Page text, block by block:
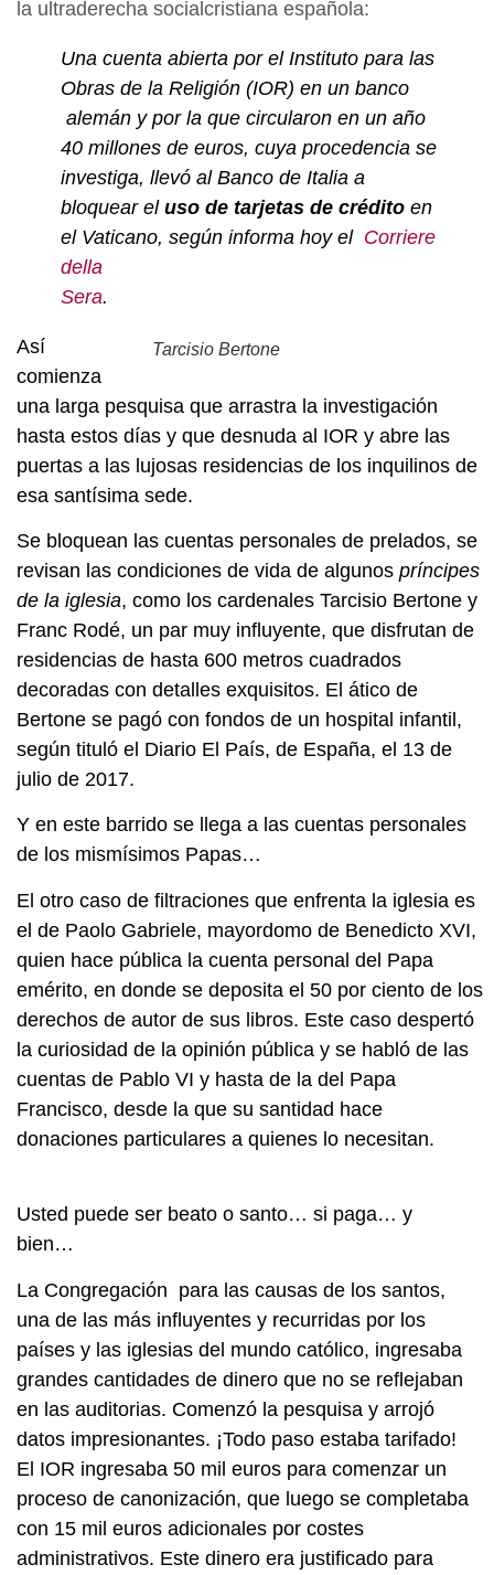
la ultraderecha socialcristiana española:
Una cuenta abierta por el Instituto para las
Obras de la Religión (IOR) en un banco
alemán y por la que circularon en un año
40 millones de euros, cuya procedencia se
investiga, llevó al Banco de Italia a
bloquear eluso de tarjetas de crédito en
el Vaticano, según informa hoy el Corriere
della
Sera.
Tarcisio Bertone
Así
comienza
una larga pesquisa que arrastra la investigación
hasta estos días y que desnuda al IOR y abre las
puertas a las lujosas residencias de los inquilinos de
esa santísima sede.
Se bloquean las cuentas personales de prelados, se
revisan las condiciones de vida de algunos príncipes
de la iglesia, como los cardenales Tarcisio Bertone y
Franc Rodé, un par muy influyente, que disfrutan de
residencias de hasta 600 metros cuadrados
decoradas con detalles exquisitos. El ático de
Bertone se pagó con fondos de un hospital infantil,
según tituló el Diario El País, de España, el 13 de
julio de 2017.
Y en este barrido se llega a las cuentas personales
de los mismísimos Papas…
El otro caso de filtraciones que enfrenta la iglesia es
el de Paolo Gabriele, mayordomo de Benedicto XVI,
quien hace pública la cuenta personal del Papa
emérito, en donde se deposita el 50 por ciento de los
derechos de autor de sus libros. Este caso despertó
la curiosidad de la opinión pública y se habló de las
cuentas de Pablo VI y hasta de la del Papa
Francisco, desde la que su santidad hace
donaciones particulares a quienes lo necesitan.
Usted puede ser beato o santo… si paga… y
La Congregación para las causas de los santos,
una de las más influyentes y recurridas por los
países y las iglesias del mundo católico, ingresaba
grandes cantidades de dinero que no se reflejaban
en las auditorias. Comenzó la pesquisa y arrojó
datos impresionantes. ¡Todo paso estaba tarifado!
El IOR ingresaba 50 mil euros para comenzar un
proceso de canonización, que luego se completaba
con 15 mil euros adicionales por costes
administrativos. Este dinero era justificado para